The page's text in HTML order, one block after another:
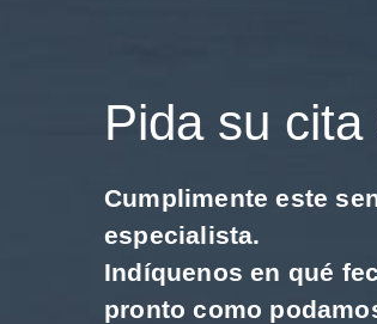
Pida su cita
Cumplimente este
especialista.
Indíquenos en qué
pronto como